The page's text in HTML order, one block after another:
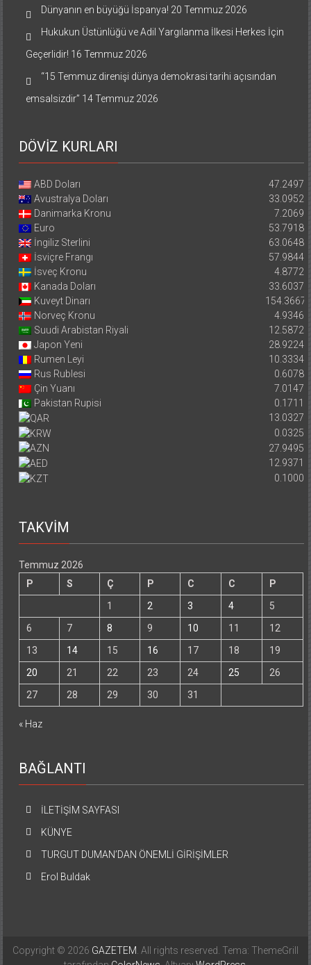
Dünyanın en büyüğü İspanya! 20 Temmuz 2026
Hukukun Üstünlüğü ve Adil Yargılanma İlkesi Herkes İçin
Geçerlidir! 16 Temmuz 2026
“15 Temmuz direnişi dünya demokrasi tarihi açısından
emsalsizdir” 14 Temmuz 2026
DÖVİZ KURLARI
ABD Doları
47.2497
Avustralya Doları
33.0952
Danimarka Kronu
7.2069
Euro
53.7918
İngiliz Sterlini
63.0648
İsviçre Frangı
57.9844
İsveç Kronu
4.8772
Kanada Doları
33.6037
Kuveyt Dinarı
154.3667
Norveç Kronu
4.9346
Suudi Arabistan Riyali
12.5872
Japon Yeni
28.9224
Rumen Leyi
10.3334
Rus Rublesi
0.6078
Çin Yuanı
7.0147
Pakistan Rupisi
0.1711
13.0327
0.0325
27.9495
12.9371
0.1000
TAKVİM
Temmuz 2026
P
S Ç P C C
P
1
2 3 4
5
6
7 8 9 10 11
12
13
14 15 16 17 18
19
20
21 22 23 24 25
26
27
28 29 30 31
« Haz
BAĞLANTI
İLETİŞİM SAYFASI
KÜNYE
TURGUT DUMAN’DAN ÖNEMLİ GİRİŞİMLER
Erol Buldak
Copyright © 2026 GAZETEM . All rights reserved. Tema: ThemeGrill